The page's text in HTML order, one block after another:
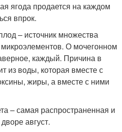
ягода продается на каждом
впрок.
– источник множества
О мочегонном
каждый. Причина в
из воды, которая вместе с
жиры, а вместе с ними
– самая распространенная и
август.